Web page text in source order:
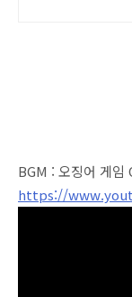
BGM : 오징어 게
https://